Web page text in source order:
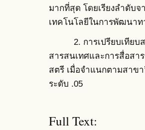
มากที่สุด โดยเรียงลำดับ
เทคโนโลยีในการพัฒนา
2. การเปรียบเทียบสภ
สารสนเทศและการสื่อส
สตรี เมื่อจำแนกตามสาข
ระดับ .05
Full Text: